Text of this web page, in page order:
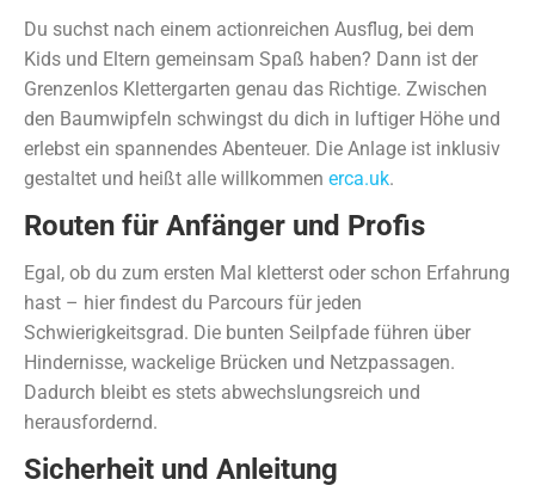
Du suchst nach einem actionreichen Ausflug, bei dem
Kids und Eltern gemeinsam Spaß haben? Dann ist der
Grenzenlos Klettergarten genau das Richtige. Zwischen
den Baumwipfeln schwingst du dich in luftiger Höhe und
erlebst ein spannendes Abenteuer. Die Anlage ist inklusiv
gestaltet und heißt alle willkommen erca.uk.
Routen für Anfänger und Profis
Egal, ob du zum ersten Mal kletterst oder schon Erfahrung
hast – hier findest du Parcours für jeden
Schwierigkeitsgrad. Die bunten Seilpfade führen über
Hindernisse, wackelige Brücken und Netzpassagen.
Dadurch bleibt es stets abwechslungsreich und
herausfordernd.
Sicherheit und Anleitung